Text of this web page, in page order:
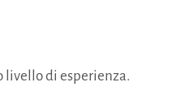
livello di esperienza.